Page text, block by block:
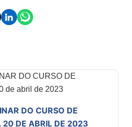
DO CURSO DE
20 DE ABRIL DE 2023